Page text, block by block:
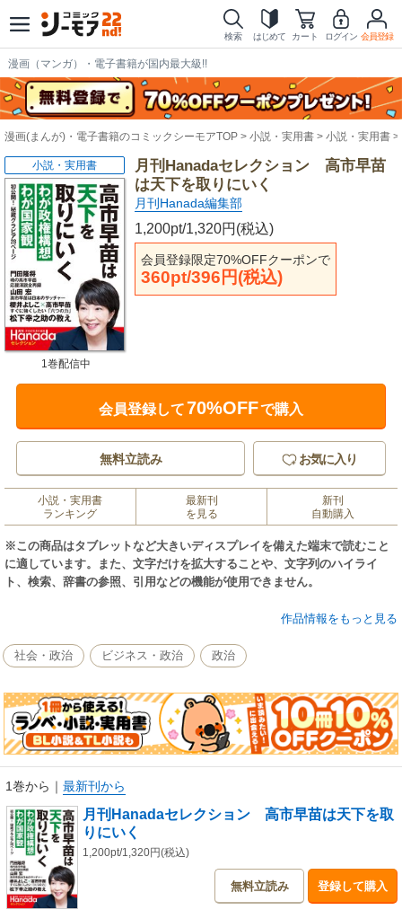
検索 はじめて カート ログイン 会員登録
漫画（マンガ）・電子書籍が国内最大級!!
漫画(まんが)・電子書籍のコミックシーモアTOP 小説・実用書 小説・実用書
月刊Hanadaセレクション 高市早苗
は天下を取りにいく
月刊Hanada編集部
1,200pt/1,320円(税込)
会員登録限定70%OFFクーポンで
360pt/396円(税込)
小説・実用書
1巻配信中
会員登録して70%OFFで購入
無料立読み お気に入り
小説・実用書
ランキング
最新刊
を見る
新刊
自動購入
※この商品はタブレットなど大きいディスプレイを備えた端末で読むこと
に適しています。また、文字だけを拡大することや、文字列のハイライ
ト、検索、辞書の参照、引用などの機能が使用できません。
〝独占〟緊急出版！早苗あれば憂いなし！「人間・高市早苗」と「政治
正、そして国防軍と】 ◎門田隆将 【特別寄稿】魂の高市早苗応援演説【な
ぜ、高市早苗なのか】◎山田宏 【特別寄稿】高市早苗は日本のサッチャー
だ【松下幸之助の教え】◎高市早苗 【特別手記】松下幸之助塾長から戴い
た「物差し」【政治家一年生時代の日記30年ぶりに公開！ 】◎高市早苗ぶ
っとび永田町日記①② 【櫻井よしこ×高市早苗 特別大型対談】①総理にな
ってすぐに強くしたい「六つの力」②セキュリティ・クリアランスで日本
ような思い【ウクライナ戦争、私はこう考える】◎高市早苗 【緊急寄稿】
ウクライナ戦争論【台湾有事、私はこう考える】◎高市早苗 【緊急寄稿】
日本は台湾をもっともっと大切に【わが心の安倍総理】◎高市早苗 【涙の
独占手記】忘れられない安倍総理との闘い◎高市早苗 三回忌、残された多
くの宿題【初公開！ 秘蔵グラビア28ページ】①人間・高市早苗②政治家・
高市早苗
作品情報をもっと見る
社会・政治 ビジネス・政治 政治
1巻から ｜ 最新刊から
月刊Hanadaセレクション 高市早苗は天下を取
りにいく
1,200pt/1,320円(税込)
無料立読み 登録して購入